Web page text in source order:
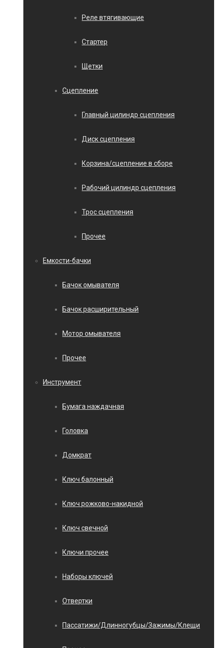
Реле втягивающие
Стартер
Щетки
Сцепление
Главный цилиндр сцепления
Диск сцепления
Корзина/сцепление в сборе
Рабочий цилиндр сцепления
Трос сцепления
Прочее
Емкости-бачки
Бачок омывателя
Бачок расширительный
Мотор омывателя
Прочее
Инструмент
Бумага наждачная
Головка
Домкрат
Ключ балонный
Ключ рожково-накидной
Ключ свечной
Ключи прочее
Наборы ключей
Отвертки
Пассатижи/Длинногубцы/Зажимы/Клещи